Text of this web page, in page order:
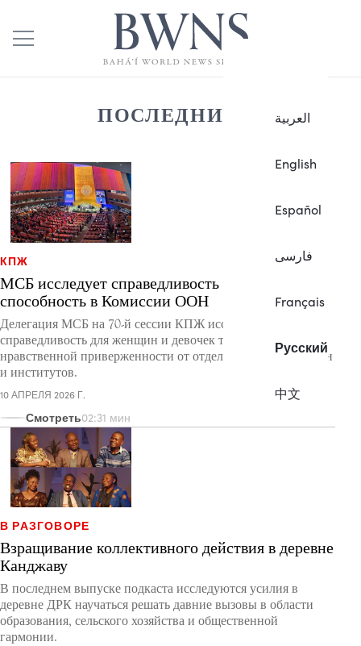
العربية
English
Español
فارسی
Français
Русский
中文
ПОСЛЕДНИЕ
КПЖ
МСБ исследует справедливость как общую
способность в Комиссии ООН
Делегация МСБ на 70-й сессии КПЖ исследует, как
справедливость для женщин и девочек требует общей
нравственной приверженности от отдельных людей, общин
и институтов.
10 АПРЕЛЯ 2026 Г.
Смотреть02:31 мин
В РАЗГОВОРЕ
Взращивание коллективного действия в деревне
Канджаву
В последнем выпуске подкаста исследуются усилия в
деревне ДРК научаться решать давние вызовы в области
образования, сельского хозяйства и общественной
гармонии.